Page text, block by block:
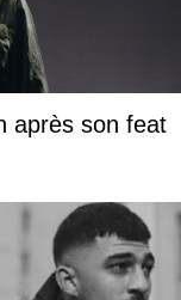
après son feat